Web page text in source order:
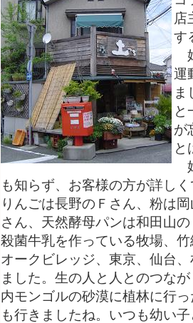
店
す
運
ま
と
が
と
も知らず、お客様の方が詳し
りんごは長野のＦさん、粉は
さん、天然酵母パンは和田山
殺菌牛乳を作っている牧場、
オークビレッジ、東京、仙台
ました。生の人と人とのつな
内モンゴルの砂漠に植林に行
も行きましたね。いつも幼い